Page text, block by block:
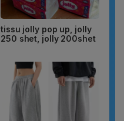
tissu jolly pop up, jolly
250 shet, jolly 200shet